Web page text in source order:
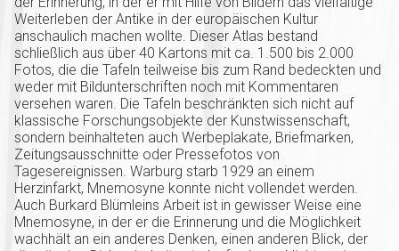
Weiterleben der Antike in der europäischen Kultur
anschaulich machen wollte. Dieser Atlas bestand
schließlich aus über 40 Kartons mit ca. 1.500 bis 2.000
Fotos, die die Tafeln teilweise bis zum Rand bedeckten und
weder mit Bildunterschriften noch mit Kommentaren
versehen waren. Die Tafeln beschränkten sich nicht auf
klassische Forschungsobjekte der Kunstwissenschaft,
sondern beinhalteten auch Werbeplakate, Briefmarken,
Zeitungsausschnitte oder Pressefotos von
Tagesereignissen. Warburg starb 1929 an einem
Herzinfarkt, Mnemosyne konnte nicht vollendet werden.
Auch Burkard Blümleins Arbeit ist in gewisser Weise eine
Mnemosyne, in der er die Erinnerung und die Möglichkeit
wachhält an ein anderes Denken, einen anderen Blick, der